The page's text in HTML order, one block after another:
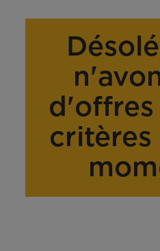
d'offres
critères